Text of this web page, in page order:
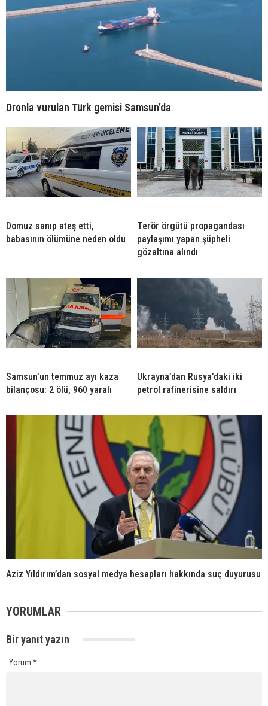
Dronla vurulan Türk gemisi Samsun’da
Domuz sanıp ateş etti,
babasının ölümüne neden oldu
Terör örgütü propagandası
paylaşımı yapan şüpheli
gözaltına alındı
Samsun’un temmuz ayı kaza
bilançosu: 2 ölü, 960 yaralı
Ukrayna’dan Rusya’daki iki
petrol rafinerisine saldırı
Aziz Yıldırım’dan sosyal medya hesapları hakkında suç duyurusu
YORUMLAR
Bir yanıt yazın
Yorum *